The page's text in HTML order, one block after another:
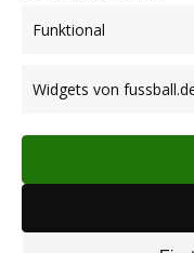
Funktional
Widgets von